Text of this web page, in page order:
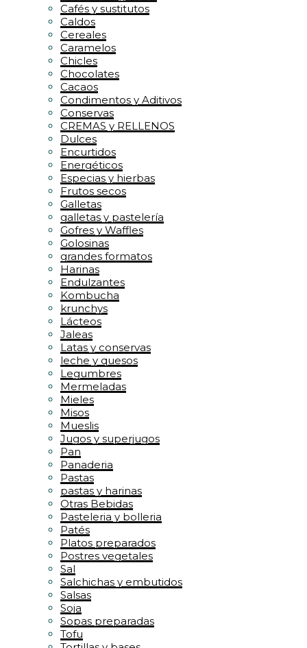
Cafés y sustitutos
Caldos
Cereales
Caramelos
Chicles
Chocolates
Cacaos
Condimentos y Aditivos
Conservas
CREMAS y RELLENOS
Dulces
Encurtidos
Energéticos
Especias y hierbas
Frutos secos
Galletas
galletas y pastelería
Gofres y Waffles
Golosinas
grandes formatos
Harinas
Endulzantes
Kombucha
krunchys
Lácteos
Jaleas
Latas y conservas
leche y quesos
Legumbres
Mermeladas
Mieles
Misos
Mueslis
Jugos y superjugos
Pan
Panaderia
Pastas
pastas y harinas
Otras Bebidas
Pasteleria y bolleria
Patés
Platos preparados
Postres vegetales
Sal
Salchichas y embutidos
Salsas
Soja
Sopas preparadas
Tofu